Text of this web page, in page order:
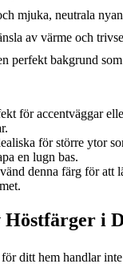
mjuka, neutrala
av värme och
perfekt bakgrund
för accentväggar
för större ytor
en lugn bas.
denna färg för att
i
ditt hem handlar